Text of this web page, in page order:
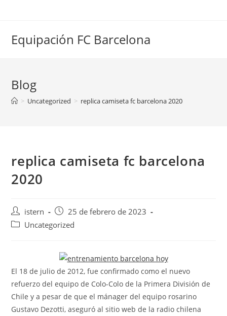
Equipación FC Barcelona
Blog
> Uncategorized > replica camiseta fc barcelona 2020
replica camiseta fc barcelona
2020
Autor
de
istern
Publicación
de
25 de febrero de 2023
Categoría
Uncategorized
El 18 de julio de 2012, fue confirmado como el nuevo
refuerzo del equipo de Colo-Colo de la Primera División de
Chile y a pesar de que el mánager del equipo rosarino
Gustavo Dezotti, aseguró al sitio web de la radio chilena